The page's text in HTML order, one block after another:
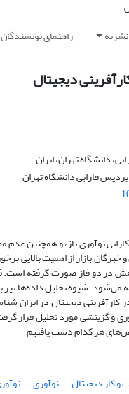
راهنمای نویسندگان
دیجیتال
دانشگاه تهران، ایران
فارابی دانشگاه تهران
نوآوریِ باز، و همچنین عدم
و خبرگان بازار از اهمیت
دو فاز صورت گرفته است. فاز
گذشته است که شامل 43 مقاله می‌شود.
کارآفرینی دیجیتال در
و گزینشی مورد تحلیل قرار
هر کدام دست یافتیم
کار دیجیتال نوآوری